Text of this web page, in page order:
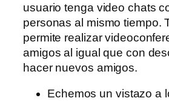
usuario tenga video chats
personas al mismo tiempo.
permite realizar
amigos al igual que con
hacer nuevos amigos.
Echemos un vistazo a